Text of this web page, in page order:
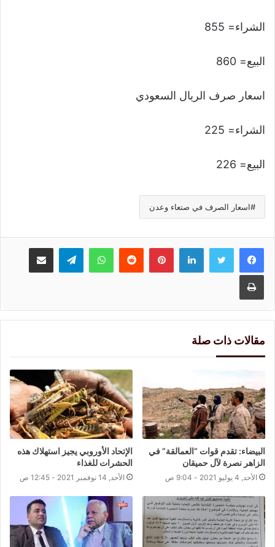
الشراء= 855
البيع= 860
اسعار صرف الريال السعودي
الشراء= 225
البيع= 226
اسعار الصرف في صتعاء وعدن
لينكدإنبينتيريست واتسابتيلقرام مشاركة عبر البريد
طباعة
مقالات ذات صلة
البيضاء: تقدم قوات “العمالقة” في
الزاهر نصرة لآل حميقان
الأحد, 4 يوليو 2021 - 9:04 ص
الإتحاد الأوروبي يجيز استهلاك هذه
الحشرات للغذاء
الأحد, 14 نوفمبر 2021 - 12:45 ص